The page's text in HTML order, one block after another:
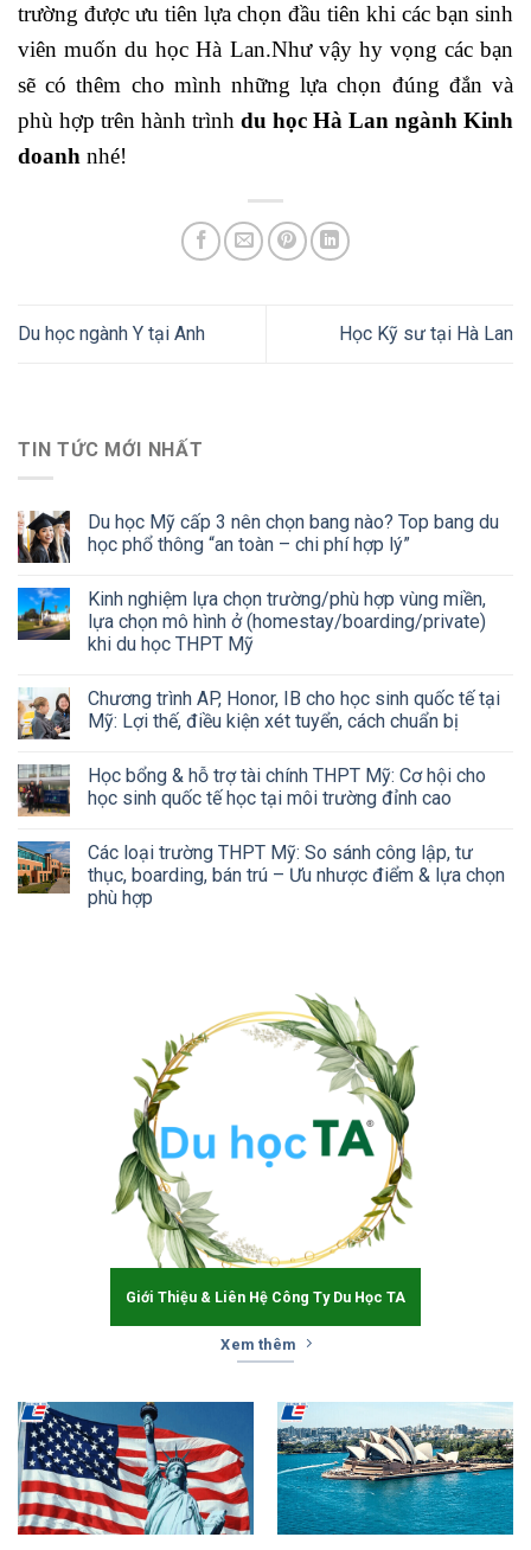
trường được ưu tiên lựa chọn đầu tiên khi các bạn sinh
viên muốn du học Hà Lan.Như vậy hy vọng các bạn
sẽ có thêm cho mình những lựa chọn đúng đắn và
phù hợp trên hành trình du học Hà Lan ngành Kinh
doanh nhé!
Du học ngành Y tại Anh Học Kỹ sư tại Hà Lan
TIN TỨC MỚI NHẤT
Du học Mỹ cấp 3 nên chọn bang nào? Top bang du
học phổ thông “an toàn – chi phí hợp lý”
Kinh nghiệm lựa chọn trường/phù hợp vùng miền,
lựa chọn mô hình ở (homestay/boarding/private)
khi du học THPT Mỹ
Chương trình AP, Honor, IB cho học sinh quốc tế tại
Mỹ: Lợi thế, điều kiện xét tuyển, cách chuẩn bị
Học bổng & hỗ trợ tài chính THPT Mỹ: Cơ hội cho
học sinh quốc tế học tại môi trường đỉnh cao
Các loại trường THPT Mỹ: So sánh công lập, tư
thục, boarding, bán trú – Ưu nhược điểm & lựa chọn
phù hợp
Giới Thiệu & Liên Hệ Công Ty Du Học TA
Xem thêm